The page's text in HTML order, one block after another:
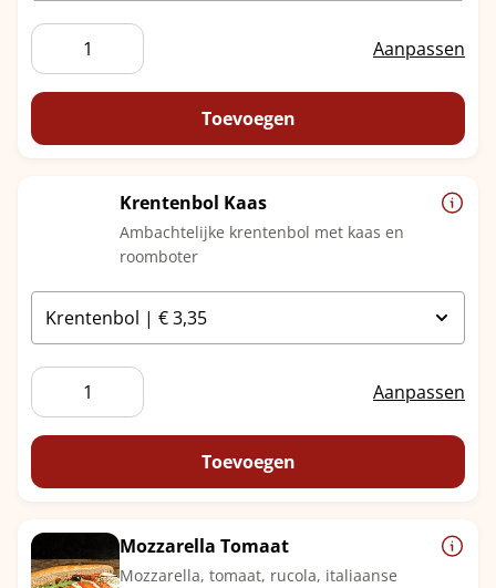
Krentenbol
aantal
Aanpassen
Toevoegen
Krentenbol Kaas
Ambachtelijke krentenbol met kaas en
roomboter
Krentenbol
Kaas
aantal
Aanpassen
Toevoegen
Mozzarella Tomaat
Mozzarella, tomaat, rucola, italiaanse